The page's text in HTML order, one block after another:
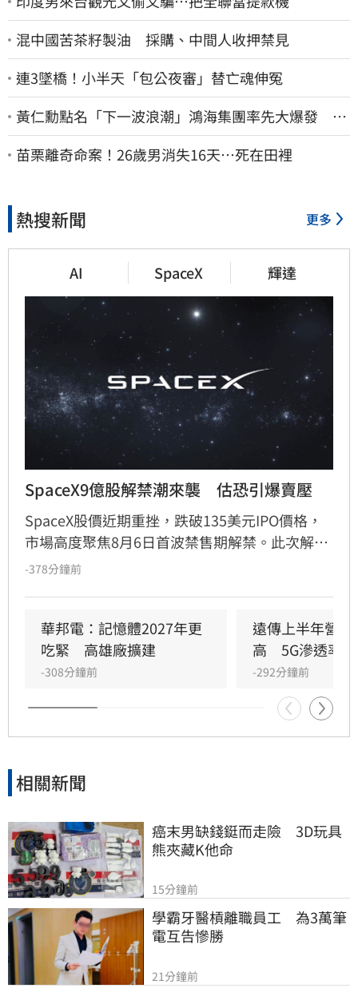
混中國苦茶籽製油 採購、中間人收押禁見
連3墜橋！小半天「包公夜審」替亡魂伸冤
黃仁勳點名「下一波浪潮」鴻海集團率先大爆發 台
股這族群全面噴出
苗栗離奇命案！26歲男消失16天…死在田裡
熱搜新聞 更多
AI SpaceX 輝達
SpaceX9億股解禁潮來襲　估恐引爆賣壓
SpaceX股價近期重挫，跌破135美元IPO價格，
市場高度聚焦8月6日首波禁售期解禁。此次解禁
預計將釋放約9.12億股，使公開流通股數翻倍。
部分長期信仰者看好前景，但隨著禁售條款分批
解禁，市場預期短期內拋售潮將持續衝擊股價。
-378分鐘前
華邦電：記憶體2027年更
吃緊　高雄廠擴建
-308分鐘前
遠傳上半年營收
高　5G滲透率
-292分鐘前
相關新聞
癌末男缺錢鋌而走險　3D玩具
熊夾藏K他命
15分鐘前
學霸牙醫槓離職員工　為3萬筆
電互告慘勝
21分鐘前